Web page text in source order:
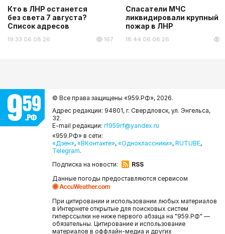
Кто в ЛНР останется
без света 7 августа?
Список адресов
19:33 06.08.26 167
Спасатели МЧС
ликвидировали крупный
пожар в ЛНР
18:44 06.08.26
© Все права защищены «959.РФ», 2026.
Адрес редакции: 94801, г. Свердловск, ул. Энгельса,
32.
E-mail редакции: rf959rf@yandex.ru
«959.РФ» в сети:
«Дзен», «ВКонтакте», «Одноклассники», RUTUBE,
Telegram.
Подписка на новости:
RSS
Данные погоды предоставляются сервисом
При цитировании и использовании любых материалов
в Интернете открытые для поисковых систем
гиперссылки не ниже первого абзаца на "959.РФ" —
обязательны. Цитирование и использование
материалов в оффлайн-медиа и других